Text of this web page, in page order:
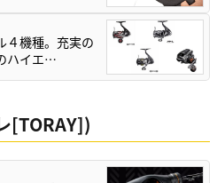
４機種。充実の
ハイエ…
[TORAY])